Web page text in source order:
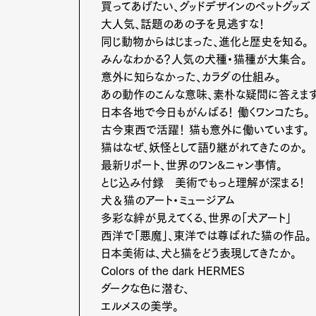
買ってあげたい、グッドデザインのペットグッズ
大人気、話題のあの子を見逃すな！
同じ動物からはじまった、進化と歴史を知る。
みんなわかる？人気の犬種・猫種が大集合。
意外に知らなかった、カラダの仕組み。
あの動作のこんな意味、素朴な疑問に答えます
日本各地で今日もがんばる！ 働くワンコたち。
古今東西で活躍！ 猫も意外に働いています。
猫はなぜ、妖怪として語り継がれてきたのか。
最新リポート、世界のワン&ニャン事情。
とじ込み付録 美術でもっと理解が深まる
犬＆猫のアート・ミュージアム
多彩な絆が見えてくる、世界の「犬アート」
西洋で「悪魔」、東洋では尊ばれた猫の作品。
日本美術は、犬と猫をどう表現してきたか。
Colors of the dark HERMES
ダークな色に潜む、
エルメスの美学。